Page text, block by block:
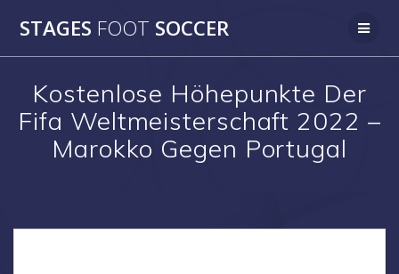
to
STAGES FOOT SOCCER
Kostenlose Höhepunkte Der
Fifa Weltmeisterschaft 2022 –
Marokko Gegen Portugal